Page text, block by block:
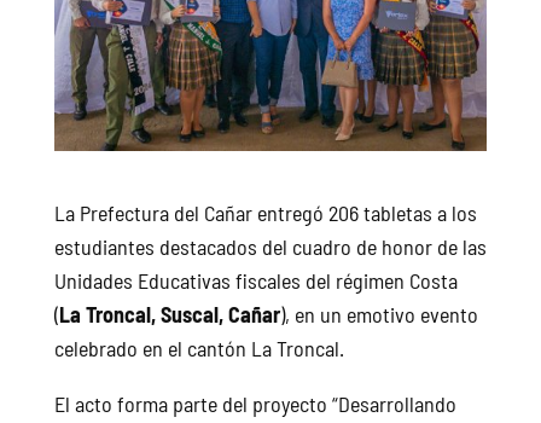
La Prefectura del Cañar entregó 206 tabletas a los
estudiantes destacados del cuadro de honor de las
Unidades Educativas fiscales del régimen Costa
(La Troncal, Suscal, Cañar), en un emotivo evento
celebrado en el cantón La Troncal.
El acto forma parte del proyecto “Desarrollando